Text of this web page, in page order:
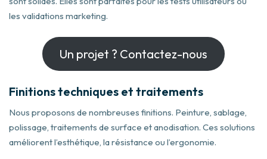
les validations marketing.
Un projet ? Contactez-nous
Finitions techniques et traitements
Nous proposons de nombreuses finitions. Peinture, sablage,
polissage, traitements de surface et anodisation. Ces solutions
améliorent l’esthétique, la résistance ou l’ergonomie.